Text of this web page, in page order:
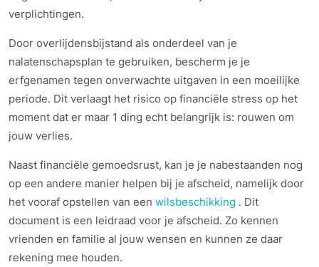
verplichtingen.
Door overlijdensbijstand als onderdeel van je
nalatenschapsplan te gebruiken, bescherm je je
erfgenamen tegen onverwachte uitgaven in een moeilijke
periode. Dit verlaagt het risico op financiële stress op het
moment dat er maar 1 ding echt belangrijk is: rouwen om
jouw verlies.
Naast financiële gemoedsrust, kan je je nabestaanden nog
op een andere manier helpen bij je afscheid, namelijk door
het vooraf opstellen van een wilsbeschikking . Dit
document is een leidraad voor je afscheid. Zo kennen
vrienden en familie al jouw wensen en kunnen ze daar
rekening mee houden.